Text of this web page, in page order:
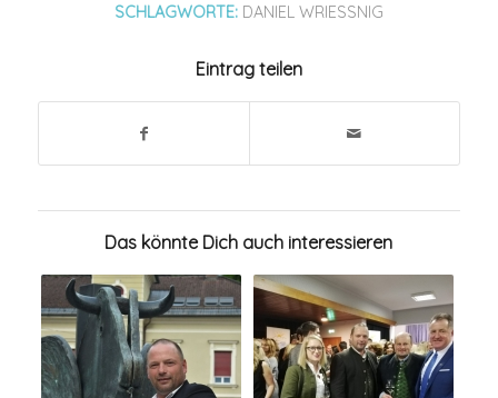
SCHLAGWORTE: DANIEL WRIESSNIG
Eintrag teilen
Das könnte Dich auch interessieren